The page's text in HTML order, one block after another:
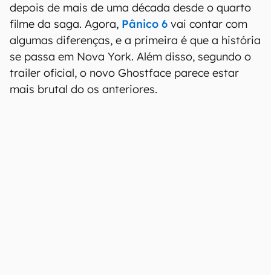
depois de mais de uma década desde o quarto
filme da saga. Agora, Pânico 6 vai contar com
algumas diferenças, e a primeira é que a história
se passa em Nova York. Além disso, segundo o
trailer oficial, o novo Ghostface parece estar
mais brutal do os anteriores.